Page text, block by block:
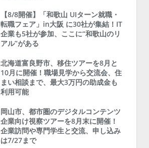
【8/8開催】「和歌山 UIターン就職・
転職フェア」in大阪 に30社が集結！IT
企業も5社が参加、ここに“和歌山のリ
アル”がある
北海道富良野市、移住ツアーを8月と
10月に開催！職場見学から交流会、住
まい相談まで、最大3万円の助成金も
利用可能
岡山市、都市圏のデジタルコンテンツ
企業向け視察ツアーを8月末に開催！
企業訪問や専門学生と交流、申し込み
は7/27まで